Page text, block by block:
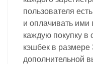
пользователя
и оплачивать
каждую покупку в
кэшбек в размере
дополнительной